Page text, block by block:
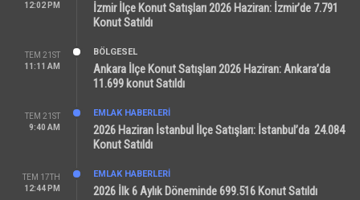
12:02 PM
İzmir İlçe Konut Satışları 2026 Haziran: İzmir’de 7.791
Konut Satıldı
TEM 21ST
11:11 AM
BÖLGESEL
Ankara İlçe Konut Satışları 2026 Haziran: Ankara’da
11.699 konut Satıldı
TEM 21ST
9:40 AM
EMLAK HABERLERI
2026 Haziran İstanbul İlçe Satışları: İstanbul’da 24.084
Konut Satıldı
TEM 17TH
12:44 PM
EMLAK HABERLERI
2026 İlk 6 Aylık Döneminde 699.516 Konut Satıldı